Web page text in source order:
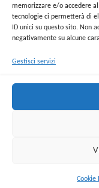
memorizzare e/o accedere
tecnologie ci permetterà di
ID unici su questo sito. Non
negativamente su alcune
Gestisci servizi
Cookie
Richiedi